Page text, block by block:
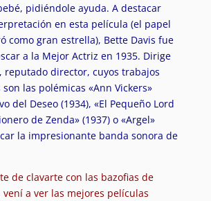
pidiéndole ayuda. A destacar
en esta película (el papel
como gran estrella), Bette Davis fue
a la Mejor Actriz en 1935. Dirige
reputado director, cuyos trabajos
las polémicas «Ann Vickers»
del Deseo (1934), «El Pequeño Lord
de Zenda» (1937) o «Argel»
la impresionante banda sonora de
de clavarte con las bazofias de
a ver las mejores películas